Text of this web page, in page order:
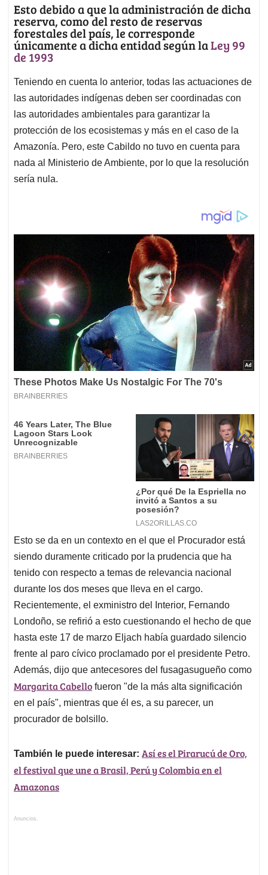
Esto debido a que la administración de dicha
reserva, como del resto de reservas
forestales del país, le corresponde
únicamente a dicha entidad según laLey 99
de 1993
Teniendo en cuenta lo anterior, todas las actuaciones de
las autoridades indígenas deben ser coordinadas con
las autoridades ambientales para garantizar la
protección de los ecosistemas y más en el caso de la
Amazonía. Pero, este Cabildo no tuvo en cuenta para
nada al Ministerio de Ambiente, por lo que la resolución
sería nula.
Esto se da en un contexto en el que el Procurador está
siendo duramente criticado por la prudencia que ha
tenido con respecto a temas de relevancia nacional
durante los dos meses que lleva en el cargo.
Recientemente, el exministro del Interior, Fernando
Londoño, se refirió a esto cuestionando el hecho de que
hasta este 17 de marzo Eljach había guardado silencio
frente al paro cívico proclamado por el presidente Petro.
Además, dijo que antecesores del fusagasugueño como
Margarita Cabello fueron "de la más alta significación
en el país", mientras que él es, a su parecer, un
procurador de bolsillo.
También le puede interesar: Así es el Pirarucú de Oro,
el festival que une a Brasil, Perú y Colombia en el
Amazonas
Anuncios.